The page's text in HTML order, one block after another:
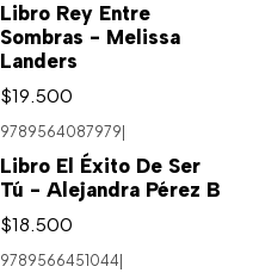
Libro Rey Entre
Sombras - Melissa
Landers
$19.500
9789564087979
Libro El Éxito De Ser
Tú - Alejandra Pérez B
$18.500
9789566451044